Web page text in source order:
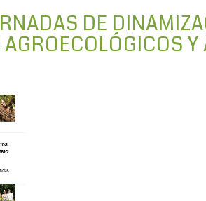
DE